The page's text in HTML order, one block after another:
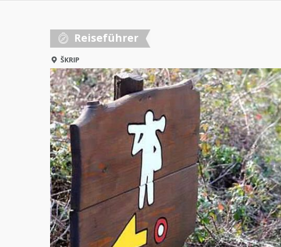
Reiseführer
ŠKRIP